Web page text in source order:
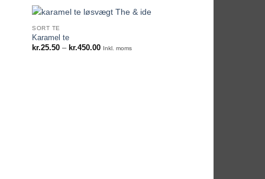
SORT TE
Karamel te
kr.25.50 – kr.450.00Prisinterval:
Inkl. moms